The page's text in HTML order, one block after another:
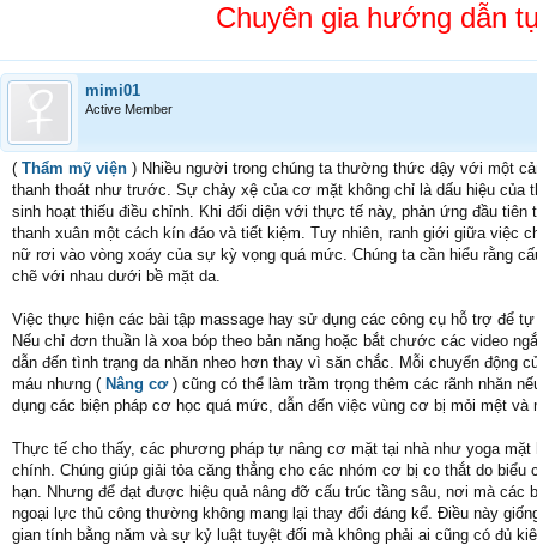
Chuyên gia hướng dẫn
mimi01
Active Member
( Thẩm mỹ viện ) Nhiều người trong chúng ta thường thức dậy với một
thanh thoát như trước. Sự chảy xệ của cơ mặt không chỉ là dấu hiệu
sinh hoạt thiếu điều chỉnh. Khi đối diện với thực tế này, phản ứng đầu
thanh xuân một cách kín đáo và tiết kiệm. Tuy nhiên, ranh giới giữa việc
nữ rơi vào vòng xoáy của sự kỳ vọng quá mức. Chúng ta cần hiểu rằng
chẽ với nhau dưới bề mặt da.
Việc thực hiện các bài tập massage hay sử dụng các công cụ hỗ trợ để
Nếu chỉ đơn thuần là xoa bóp theo bản năng hoặc bắt chước các video
dẫn đến tình trạng da nhăn nheo hơn thay vì săn chắc. Mỗi chuyển động
máu nhưng ( Nâng cơ) cũng có thể làm trầm trọng thêm các rãnh nhăn
dụng các biện pháp cơ học quá mức, dẫn đến việc vùng cơ bị mỏi mệt
Thực tế cho thấy, các phương pháp tự nâng cơ mặt tại nhà như yoga
chính. Chúng giúp giải tỏa căng thẳng cho các nhóm cơ bị co thắt do
hạn. Nhưng để đạt được hiệu quả nâng đỡ cấu trúc tầng sâu, nơi mà
ngoại lực thủ công thường không mang lại thay đổi đáng kể. Điều này
gian tính bằng năm và sự kỷ luật tuyệt đối mà không phải ai cũng có đủ